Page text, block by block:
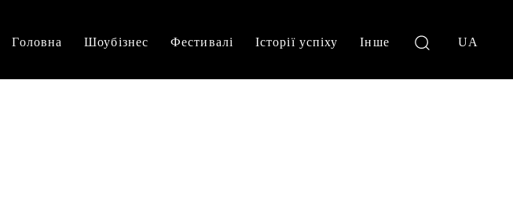
Головна Шоубізнес Фестивалі Історії успіху Інше UA